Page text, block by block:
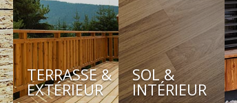
TERRASSE &
EXTÉRIEUR
SOL &
INTÉRIEUR